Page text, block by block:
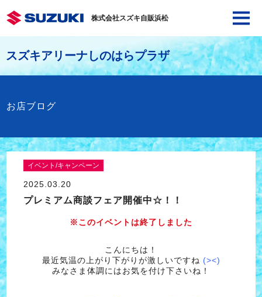
株式会社スズキ自販浜松
スズキアリーナしのはらプラザ
お店ブログ
イベント/キャンペーン
2025.03.20
プレミアム商談フェア開催中☆！！
※このイベントは終了しました
こんにちは！
最近気温の上がり下がりが激しいですね (><)
みなさま体調にはお気を付け下さいね！